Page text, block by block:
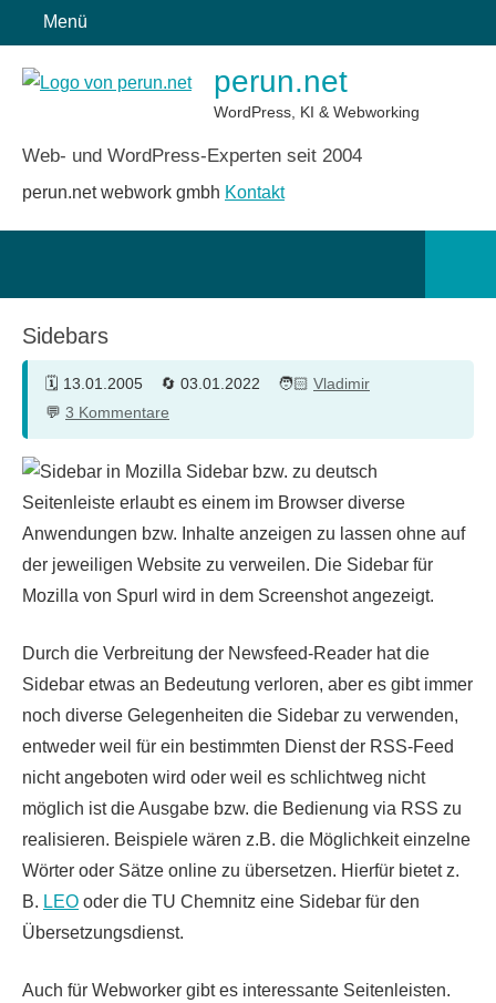
Inhalt
springen
Menü
perun.net
WordPress, KI & Webworking
Web- und WordPress-Experten seit 2004
perun.net webwork gmbh Kontakt
Sidebars
13.01.2005 03.01.2022
Vladimir
3 Kommentare
Sidebar bzw. zu deutsch
Seitenleiste erlaubt es einem im Browser diverse
Anwendungen bzw. Inhalte anzeigen zu lassen ohne auf
der jeweiligen Website zu verweilen. Die Sidebar für
Mozilla von Spurl wird in dem Screenshot angezeigt.
Durch die Verbreitung der Newsfeed-Reader hat die
Sidebar etwas an Bedeutung verloren, aber es gibt immer
noch diverse Gelegenheiten die Sidebar zu verwenden,
entweder weil für ein bestimmten Dienst der RSS-Feed
nicht angeboten wird oder weil es schlichtweg nicht
möglich ist die Ausgabe bzw. die Bedienung via RSS zu
realisieren. Beispiele wären z.B. die Möglichkeit einzelne
Wörter oder Sätze online zu übersetzen. Hierfür bietet z.
B. LEO oder die TU Chemnitz eine Sidebar für den
Übersetzungsdienst.
Auch für Webworker gibt es interessante Seitenleisten.